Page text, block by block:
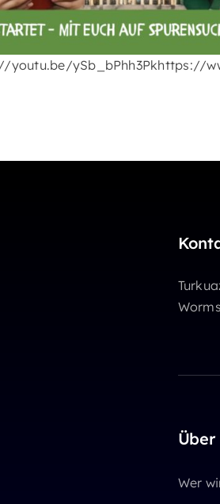
ySb_bPhh3Pkhttps://
Über
Wer